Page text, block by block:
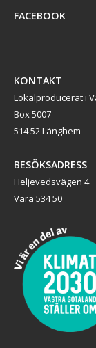
FACEBOOK
KONTAKT
Lokalproducerat i
Box 5007
514 52 Länghem
BESÖKSADRESS
Heljevedsvägen 4
Vara 534 50